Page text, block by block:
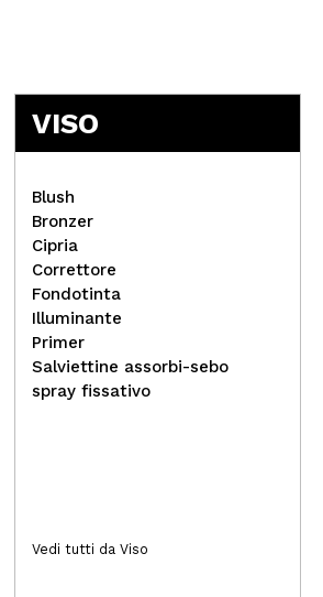
Magic Studio - Mini palette
di ombre per occhi
Assorted - Surprise
1,90€
VISO
Blush
Bronzer
Cipria
Correttore
Fondotinta
Illuminante
Primer
Salviettine assorbi-sebo
spray fissativo
Vedi tutti da Viso